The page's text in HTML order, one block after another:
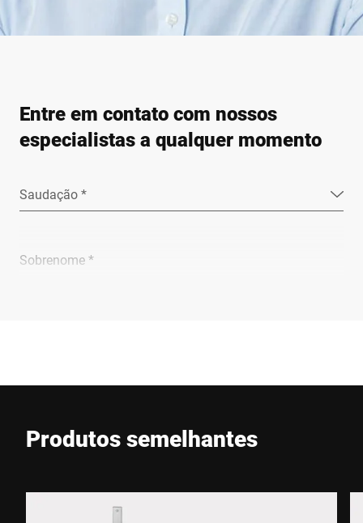
Entre em contato com nossos
especialistas a qualquer momento
Saudação *
Sobrenome *
E-mail *
Produtos semelhantes